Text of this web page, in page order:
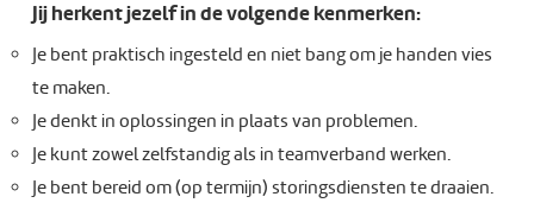
Jij herkent jezelf in de volgende kenmerken:
Je bent praktisch ingesteld en niet bang om je handen vies
te maken.
Je denkt in oplossingen in plaats van problemen.
Je kunt zowel zelfstandig als in teamverband werken.
Je bent bereid om (op termijn) storingsdiensten te draaien.